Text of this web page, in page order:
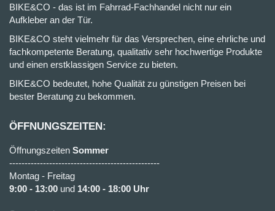
BIKE&CO - das ist im Fahrrad-Fachhandel nicht nur ein
Aufkleber an der Tür.
BIKE&CO steht vielmehr für das Versprechen, eine ehrliche und
fachkompetente Beratung, qualitativ sehr hochwertige Produkte
und einen erstklassigen Service zu bieten.
BIKE&CO bedeutet, hohe Qualität zu günstigen Preisen bei
bester Beratung zu bekommen.
ÖFFNUNGSZEITEN:
Öffnungszeiten Sommer
-------------------------------------------------
Montag - Freitag
9:00 - 13:00 und 14:00 - 18:00 Uhr